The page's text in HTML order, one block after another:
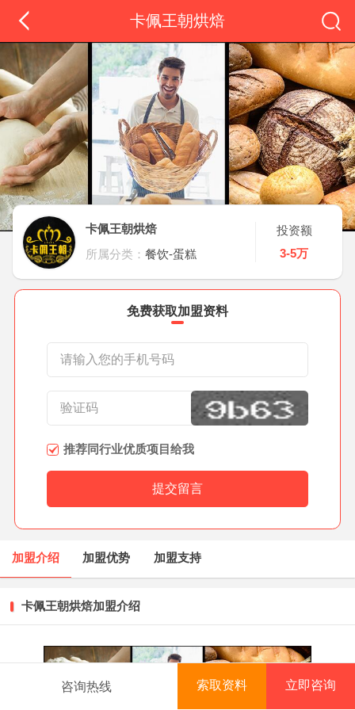
卡佩王朝烘焙
卡佩王朝烘焙
所属分类：餐饮-蛋糕
投资额
3-5万
免费获取加盟资料
推荐同行业优质项目给我
加盟介绍 加盟优势 加盟支持
卡佩王朝烘焙加盟介绍
咨询热线 索取资料 立即咨询
首页